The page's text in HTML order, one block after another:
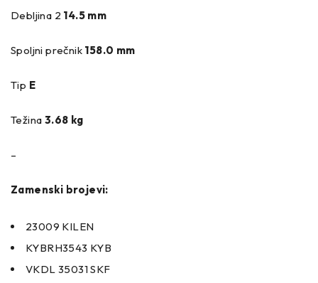
Debljina 2 14.5 mm
Spoljni prečnik 158.0 mm
Tip E
Težina 3.68 kg
–
Zamenski brojevi:
23009 KILEN
KYBRH3543 KYB
VKDL 35031 SKF